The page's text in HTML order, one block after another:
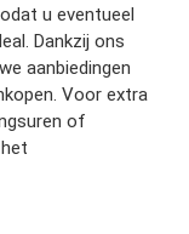
u eventueel
Dankzij ons
aanbiedingen
Voor extra
of